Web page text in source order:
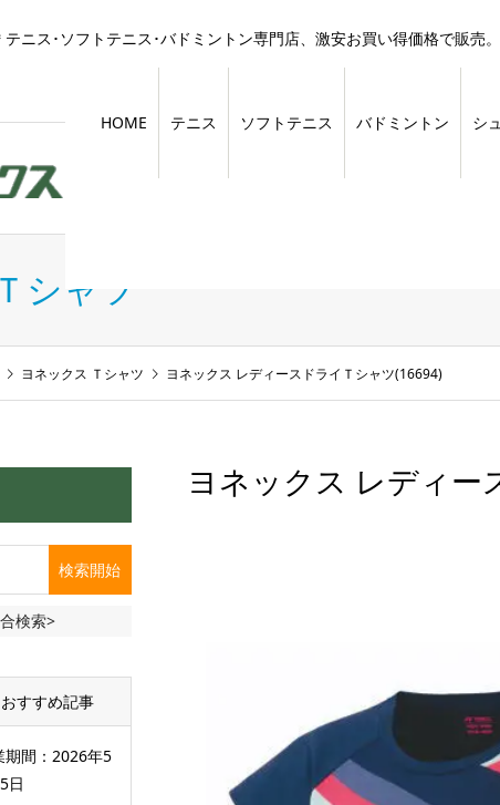
ニス･ソフトテニス･バドミントン専門店、激安お買い得価格で販売
HOME テニス ソフトテニス バドミントン シ
シャツ
ヨネックス Ｔシャツ ヨネックス レディースドライＴシャツ(16694)
ヨネックス レディー
検索>
おすすめ記事
期間：2026年5
日